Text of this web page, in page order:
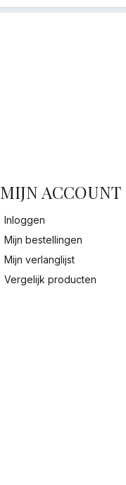
MIJN ACCOUNT
Inloggen
Mijn bestellingen
Mijn verlanglijst
Vergelijk producten